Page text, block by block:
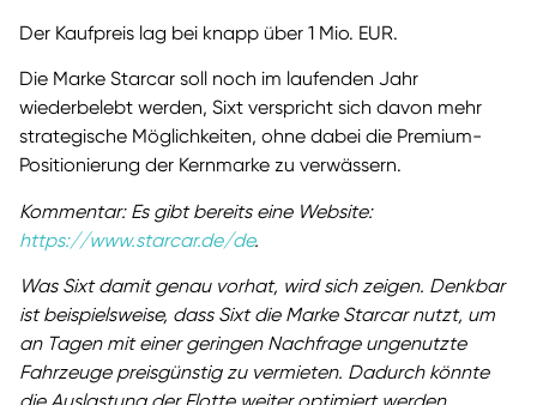
Der Kaufpreis lag bei knapp über 1 Mio. EUR.
Die Marke Starcar soll noch im laufenden Jahr
wiederbelebt werden, Sixt verspricht sich davon mehr
strategische Möglichkeiten, ohne dabei die Premium-
Positionierung der Kernmarke zu verwässern.
Kommentar: Es gibt bereits eine Website:
https://www.starcar.de/de.
Was Sixt damit genau vorhat, wird sich zeigen. Denkbar
ist beispielsweise, dass Sixt die Marke Starcar nutzt, um
an Tagen mit einer geringen Nachfrage ungenutzte
Fahrzeuge preisgünstig zu vermieten. Dadurch könnte